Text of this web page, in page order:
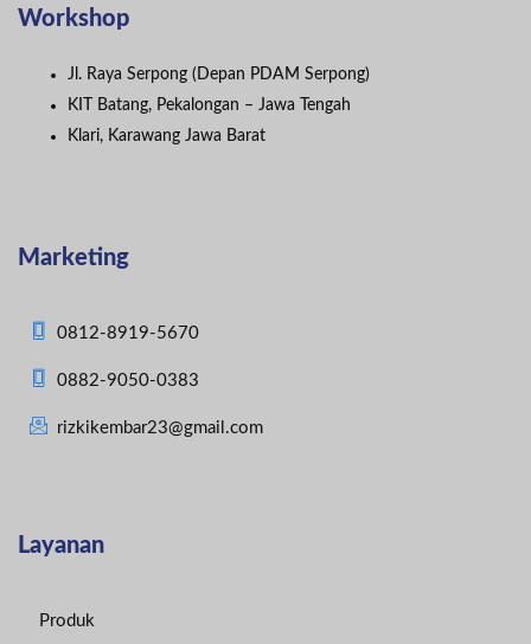
Workshop
Jl. Raya Serpong (Depan PDAM Serpong)
KIT Batang, Pekalongan – Jawa Tengah
Klari, Karawang Jawa Barat
Marketing
0812-8919-5670
0882-9050-0383
rizkikembar23@gmail.com
Layanan
Produk